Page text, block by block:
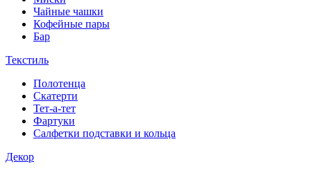
Чайные чашки
Кофейные пары
Бар
Текстиль
Полотенца
Скатерти
Тет-а-тет
Фартуки
Салфетки подставки и кольца
Декор